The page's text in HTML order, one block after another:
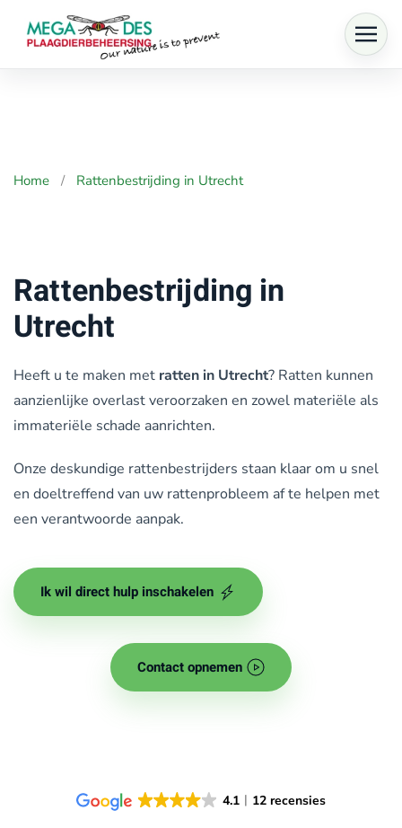
Skip to main content
Home Rattenbestrijding in Utrecht
Rattenbestrijding in
Utrecht
Heeft u te maken met ratten in Utrecht? Ratten kunnen
aanzienlijke overlast veroorzaken en zowel materiële als
immateriële schade aanrichten.
Onze deskundige rattenbestrijders staan klaar om u snel
en doeltreffend van uw rattenprobleem af te helpen met
een verantwoorde aanpak.
Ik wil direct hulp inschakelen
Contact opnemen
4.1 12 recensies